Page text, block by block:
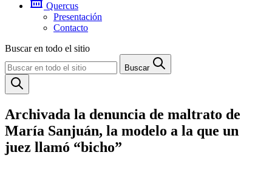
Quercus
Presentación
Contacto
Buscar en todo el sitio
Buscar
Archivada la denuncia de maltrato de
María Sanjuán, la modelo a la que un
juez llamó “bicho”